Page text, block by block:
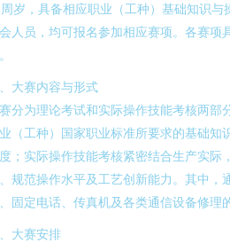
岁，具备相应职业（工种）基础知识
人员，均可报名参加相应赛项。各赛项
大赛内容与形式
分为理论考试和实际操作技能考核两部
（工种）国家职业标准所要求的基础知
；实际操作技能考核紧密结合生产实际
规范操作水平及工艺创新能力。其中，
固定电话、传真机及各类通信设备修理
大赛安排